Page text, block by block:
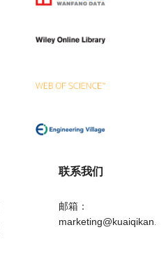
联系我们
邮箱：